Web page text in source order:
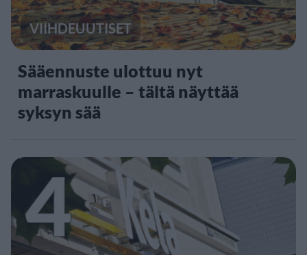
VIIHDEUUTISET
Sääennuste ulottuu nyt
marraskuulle – tältä näyttää
syksyn sää
4